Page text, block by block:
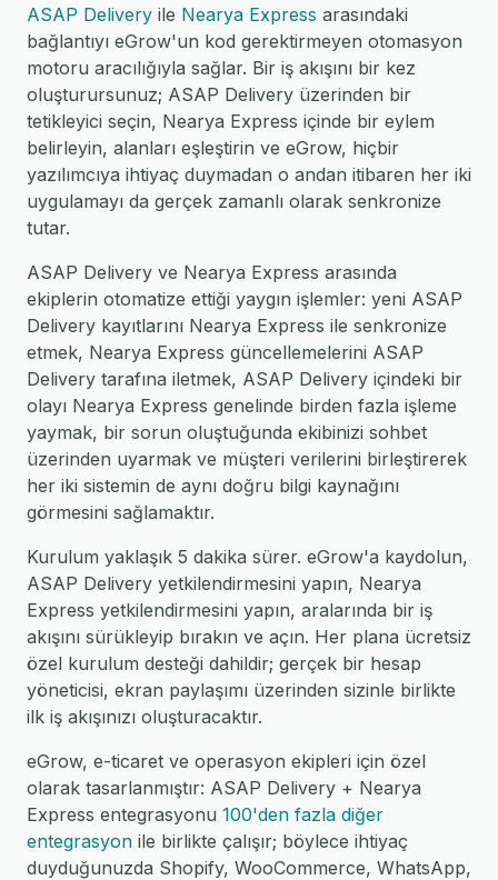
ASAP Delivery ile Nearya Express arasındaki
bağlantıyı eGrow'un kod gerektirmeyen otomasyon
motoru aracılığıyla sağlar. Bir iş akışını bir kez
oluşturursunuz; ASAP Delivery üzerinden bir
tetikleyici seçin, Nearya Express içinde bir eylem
belirleyin, alanları eşleştirin ve eGrow, hiçbir
yazılımcıya ihtiyaç duymadan o andan itibaren her iki
uygulamayı da gerçek zamanlı olarak senkronize
tutar.
ASAP Delivery ve Nearya Express arasında
ekiplerin otomatize ettiği yaygın işlemler: yeni ASAP
Delivery kayıtlarını Nearya Express ile senkronize
etmek, Nearya Express güncellemelerini ASAP
Delivery tarafına iletmek, ASAP Delivery içindeki bir
olayı Nearya Express genelinde birden fazla işleme
yaymak, bir sorun oluştuğunda ekibinizi sohbet
üzerinden uyarmak ve müşteri verilerini birleştirerek
her iki sistemin de aynı doğru bilgi kaynağını
görmesini sağlamaktır.
Kurulum yaklaşık 5 dakika sürer. eGrow'a kaydolun,
ASAP Delivery yetkilendirmesini yapın, Nearya
Express yetkilendirmesini yapın, aralarında bir iş
akışını sürükleyip bırakın ve açın. Her plana ücretsiz
özel kurulum desteği dahildir; gerçek bir hesap
yöneticisi, ekran paylaşımı üzerinden sizinle birlikte
ilk iş akışınızı oluşturacaktır.
eGrow, e-ticaret ve operasyon ekipleri için özel
olarak tasarlanmıştır: ASAP Delivery + Nearya
Express entegrasyonu 100'den fazla diğer
entegrasyon ile birlikte çalışır; böylece ihtiyaç
duyduğunuzda Shopify, WooCommerce, WhatsApp,